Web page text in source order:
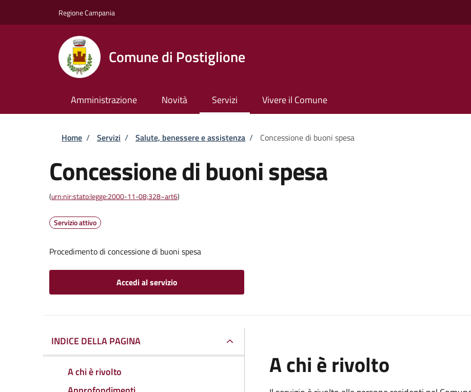
Regione Campania
Comune di Postiglione
Amministrazione Novità Servizi Vivere il Comune
Briciole di pane
Home / Servizi / Salute, benessere e assistenza / Concessione di buoni spesa
Concessione di buoni spesa
(urn:nir:stato:legge:2000-11-08;328~art6)
Servizio attivo
Procedimento di concessione di buoni spesa
Accedi al servizio
INDICE DELLA PAGINA
A chi è rivolto
A chi è rivolto